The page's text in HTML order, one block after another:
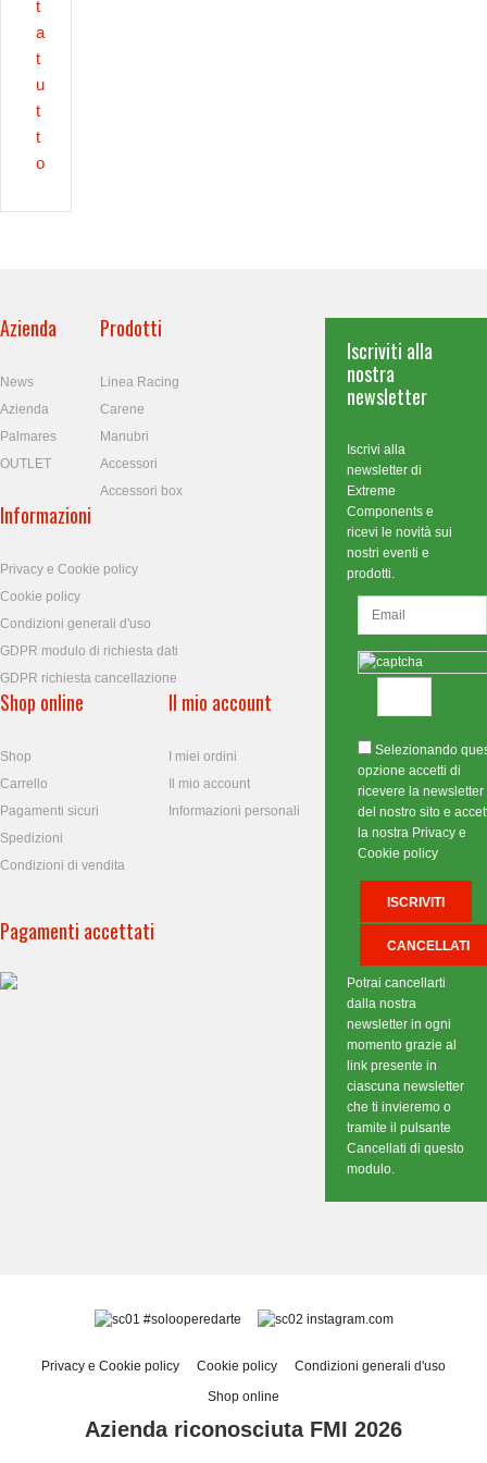
t
a
t
u
t
t
o
Azienda
News
Azienda
Palmares
OUTLET
Prodotti
Linea Racing
Carene
Manubri
Accessori
Accessori box
Informazioni
Privacy e Cookie policy
Cookie policy
Condizioni generali d'uso
GDPR modulo di richiesta dati
GDPR richiesta cancellazione
Shop online
Shop
Carrello
Pagamenti sicuri
Spedizioni
Condizioni di vendita
Il mio account
I miei ordini
Il mio account
Informazioni personali
Pagamenti accettati
Iscriviti alla
nostra
newsletter
Iscrivi alla
newsletter di
Extreme
Components e
ricevi le novità sui
nostri eventi e
prodotti.
Selezionando
opzione accetti di
ricevere la newsletter
del nostro sito e
la nostra Privacy e
Cookie policy
Potrai cancellarti
dalla nostra
newsletter in ogni
momento grazie al
link presente in
ciascuna newsletter
che ti invieremo o
tramite il pulsante
Cancellati di questo
modulo.
#solooperedarte instagram.com
Privacy e Cookie policy Cookie policy
Condizioni generali d'uso
Shop online
Azienda riconosciuta FMI 2026